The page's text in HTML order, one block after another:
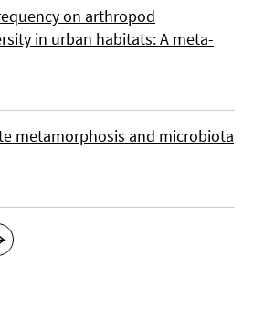
on arthropod
in urban habitats: A meta-
metamorphosis and microbiota